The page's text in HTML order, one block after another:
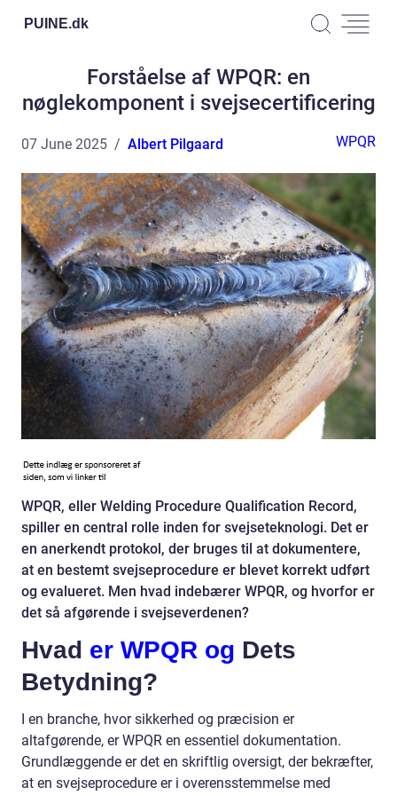
PUINE.dk
Forståelse af WPQR: en
nøglekomponent i svejsecertificering
07 June 2025 Albert Pilgaard WPQR
WPQR, eller Welding Procedure Qualification Record,
spiller en central rolle inden for svejseteknologi. Det er
en anerkendt protokol, der bruges til at dokumentere,
at en bestemt svejseprocedure er blevet korrekt udført
og evalueret. Men hvad indebærer WPQR, og hvorfor er
det så afgørende i svejseverdenen?
Hvad er WPQR og Dets
Betydning?
I en branche, hvor sikkerhed og præcision er
altafgørende, er WPQR en essentiel dokumentation.
Grundlæggende er det en skriftlig oversigt, der bekræfter,
at en svejseprocedure er i overensstemmelse med